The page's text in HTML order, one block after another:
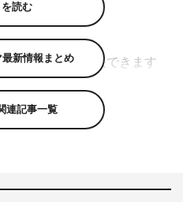
ナンバーも購入できます
読む
新情報まとめ
連記事一覧